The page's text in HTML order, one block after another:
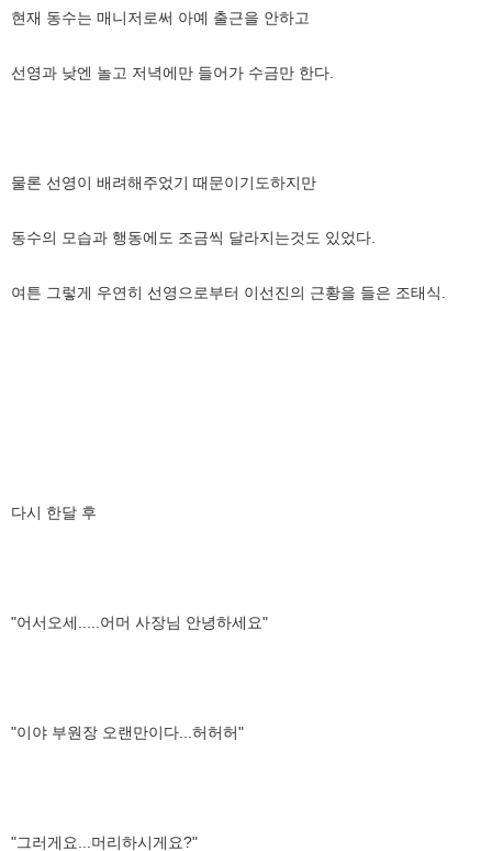
현재 동수는 매니저로써 아예 출근을 안하고
선영과 낮엔 놀고 저녁에만 들어가 수금만 한다.
물론 선영이 배려해주었기 때문이기도하지만
동수의 모습과 행동에도 조금씩 달라지는것도 있었다.
여튼 그렇게 우연히 선영으로부터 이선진의 근황을 들은 조태식.
다시 한달 후
"어서오세.....어머 사장님 안녕하세요"
"이야 부원장 오랜만이다...허허허"
"그러게요...머리하시게요?"